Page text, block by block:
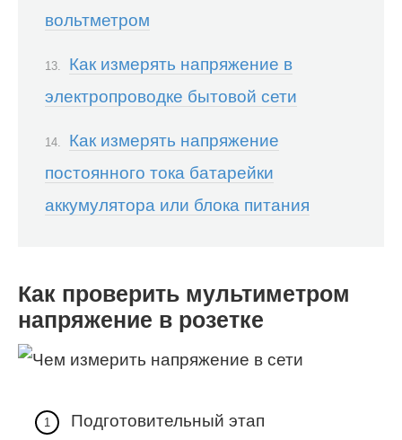
вольтметром
Как измерять напряжение в
электропроводке бытовой сети
Как измерять напряжение
постоянного тока батарейки
аккумулятора или блока питания
Как проверить мультиметром
напряжение в розетке
Подготовительный этап